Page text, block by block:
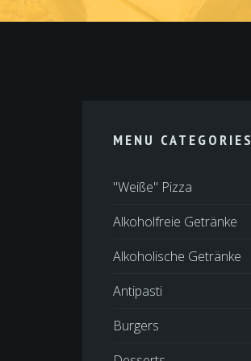
MENU CATEGORIES
"Weiße" Pizza
Alkoholfreie Getränke
Alkoholische Getränke
Antipasti
Burgers